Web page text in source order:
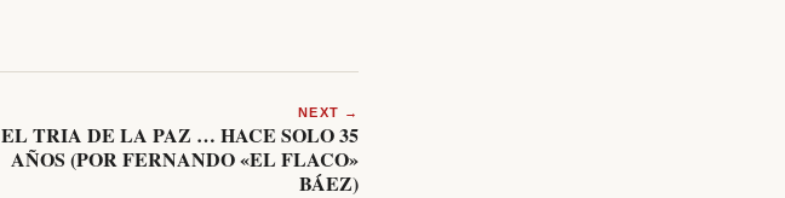
NEXT →
EL TRIA DE LA PAZ … HACE SOLO 35
AÑOS (POR FERNANDO «EL FLACO»
BÁEZ)